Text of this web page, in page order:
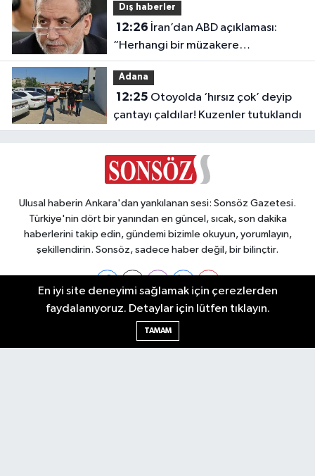
Dış haberler
12:26
“Herhangi bir müzakere
yürütmüyoruz”
Adana
12:25
çantayı çaldılar! Kuzenler tutuklandı
Ulusal haberin Ankara'dan yankılanan sesi: Sonsöz Gazetesi.
Türkiye'nin dört bir yanından en güncel, sıcak, son dakika
haberlerini takip edin, gündemi bizimle okuyun, yorumlayın,
şekillendirin. Sonsöz, sadece haber değil, bir bilinçtir.
Ankara Nöbetçi Eczaneler
En iyi site deneyimi sağlamak için çerezlerden
faydalanıyoruz. Detaylar için lütfen tıklayın.
TAMAM